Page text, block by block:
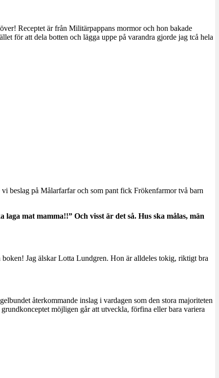
Receptet är från Militärpappans mormor och hon bakade
för att dela botten och lägga uppe på varandra gjorde jag tcå hela
beslag på Målarfarfar och som pant fick Frökenfarmor två barn
mat mamma!!” Och visst är det så. Hus ska målas, män
boken! Jag älskar Lotta Lundgren. Hon är alldeles tokig, riktigt bra
återkommande inslag i vardagen som den stora majoriteten
möjligen går att utveckla, förfina eller bara variera